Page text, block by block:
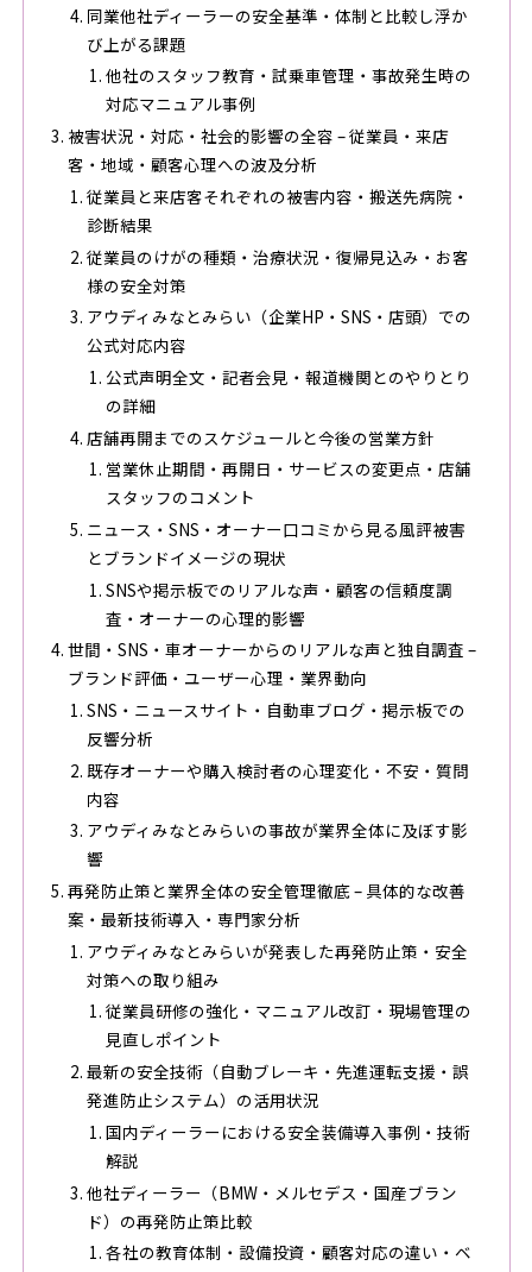
同業他社ディーラーの安全基準・体制と比較し浮か
び上がる課題
他社のスタッフ教育・試乗車管理・事故発生時の
対応マニュアル事例
被害状況・対応・社会的影響の全容 – 従業員・来店
客・地域・顧客心理への波及分析
従業員と来店客それぞれの被害内容・搬送先病院・
診断結果
従業員のけがの種類・治療状況・復帰見込み・お客
様の安全対策
アウディみなとみらい（企業HP・SNS・店頭）での
公式対応内容
公式声明全文・記者会見・報道機関とのやりとり
の詳細
店舗再開までのスケジュールと今後の営業方針
営業休止期間・再開日・サービスの変更点・店舗
スタッフのコメント
ニュース・SNS・オーナー口コミから見る風評被害
とブランドイメージの現状
SNSや掲示板でのリアルな声・顧客の信頼度調
査・オーナーの心理的影響
世間・SNS・車オーナーからのリアルな声と独自調査 –
ブランド評価・ユーザー心理・業界動向
SNS・ニュースサイト・自動車ブログ・掲示板での
反響分析
既存オーナーや購入検討者の心理変化・不安・質問
内容
アウディみなとみらいの事故が業界全体に及ぼす影
響
再発防止策と業界全体の安全管理徹底 – 具体的な改善
案・最新技術導入・専門家分析
アウディみなとみらいが発表した再発防止策・安全
対策への取り組み
従業員研修の強化・マニュアル改訂・現場管理の
見直しポイント
最新の安全技術（自動ブレーキ・先進運転支援・誤
発進防止システム）の活用状況
国内ディーラーにおける安全装備導入事例・技術
解説
他社ディーラー（BMW・メルセデス・国産ブラン
ド）の再発防止策比較
各社の教育体制・設備投資・顧客対応の違い・ベ